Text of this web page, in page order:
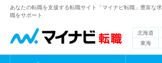
あなたの転職を支援する転職サイト「マイナビ転職」豊富な
職をサポート
北海道
東海